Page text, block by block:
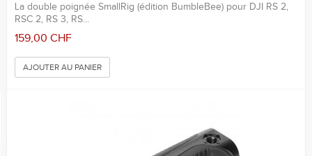
La double poignée SmallRig (édition BumbleBee) pour DJI RS 2,
RSC 2, RS 3, RS...
159,00 CHF
AJOUTER AU PANIER